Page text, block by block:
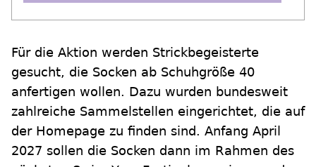
Für die Aktion werden Strickbegeisterte
gesucht, die Socken ab Schuhgröße 40
anfertigen wollen. Dazu wurden bundesweit
zahlreiche Sammelstellen eingerichtet, die auf
der Homepage zu finden sind. Anfang April
2027 sollen die Socken dann im Rahmen des